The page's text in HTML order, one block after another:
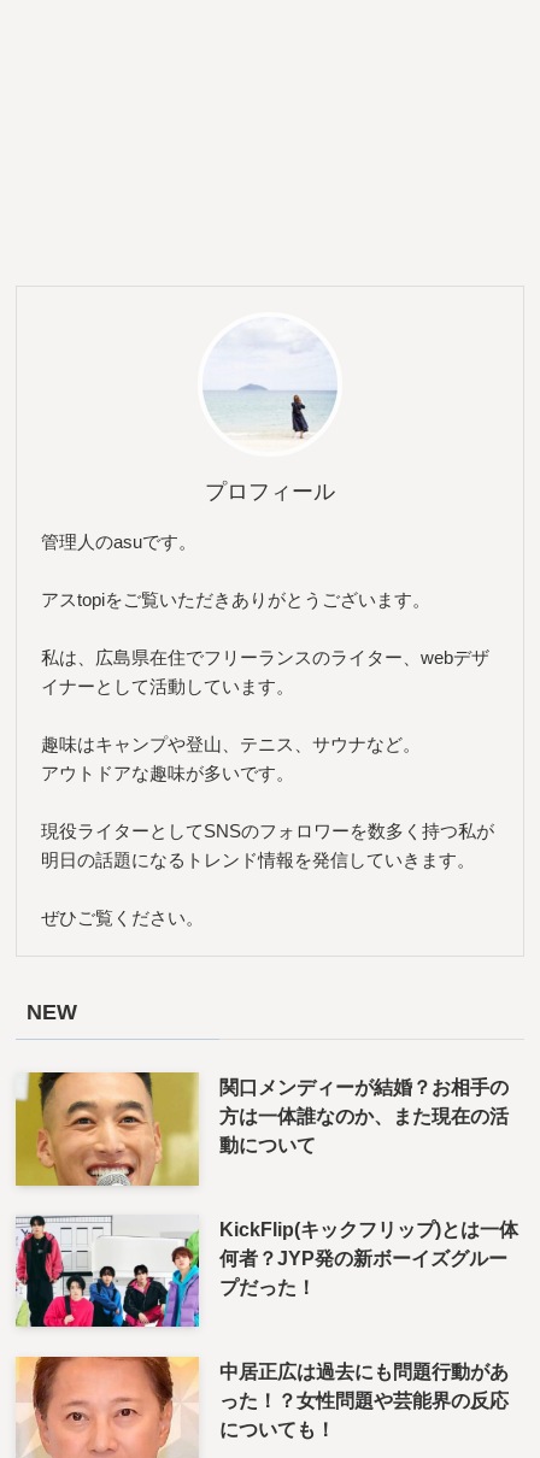
プロフィール
管理人のasuです。
アスtopiをご覧いただきありがとうございます。
私は、広島県在住でフリーランスのライター、webデザ
イナーとして活動しています。
趣味はキャンプや登山、テニス、サウナなど。
アウトドアな趣味が多いです。
現役ライターとしてSNSのフォロワーを数多く持つ私が
明日の話題になるトレンド情報を発信していきます。
ぜひご覧ください。
NEW
関口メンディーが結婚？お相手の
方は一体誰なのか、また現在の活
動について
KickFlip(キックフリップ)とは一体
何者？JYP発の新ボーイズグルー
プだった！
中居正広は過去にも問題行動があ
った！？女性問題や芸能界の反応
についても！